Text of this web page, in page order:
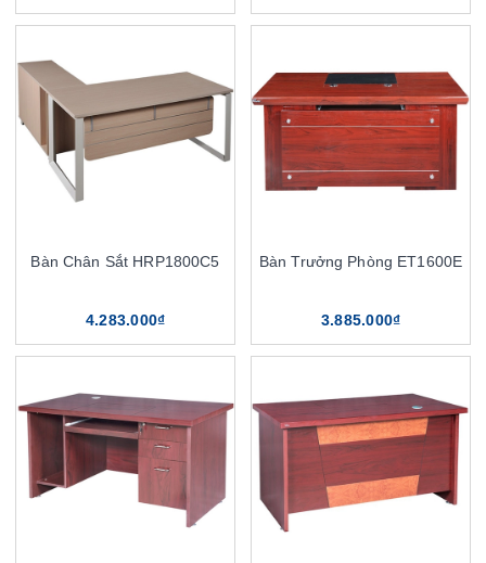
Bàn Chân Sắt HRP1800C5
4.283.000₫
Bàn Trưởng Phòng ET1600E
3.885.000₫